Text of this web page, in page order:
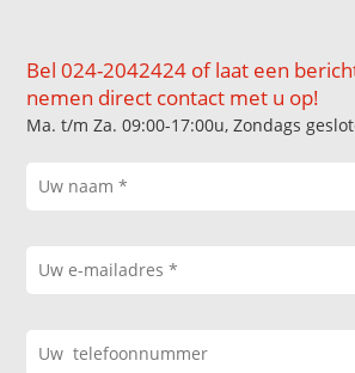
Bel 024-2042424 of laat een
nemen direct contact met u op!
Ma. t/m Za. 09:00-17:00u, Zondags